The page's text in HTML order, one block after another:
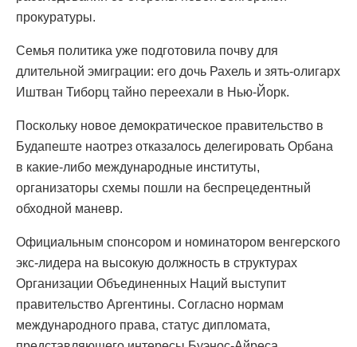
прокуратуры.
Семья политика уже подготовила почву для
длительной эмиграции: его дочь Рахель и зять-олигарх
Иштван Тиборц тайно переехали в Нью-Йорк.
Поскольку новое демократическое правительство в
Будапеште наотрез отказалось делегировать Орбана
в какие-либо международные институты,
организаторы схемы пошли на беспрецедентный
обходной маневр.
Официальным спонсором и номинатором венгерского
экс-лидера на высокую должность в структурах
Организации Объединенных Наций выступит
правительство Аргентины. Согласно нормам
международного права, статус дипломата,